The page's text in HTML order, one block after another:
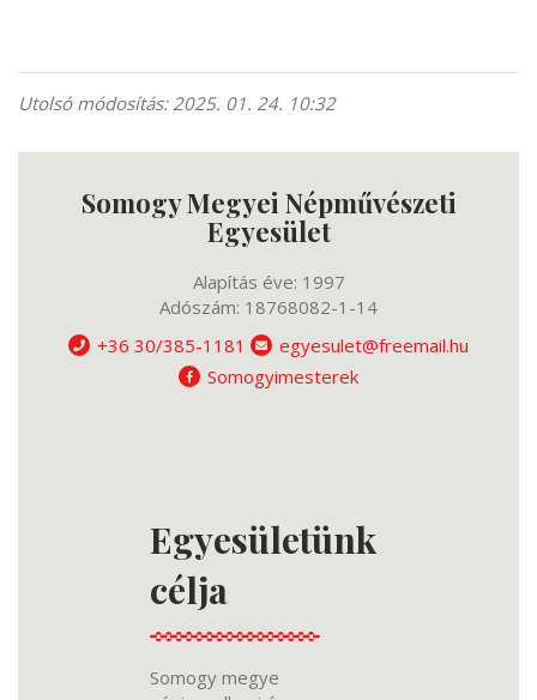
Utolsó módosítás: 2025. 01. 24. 10:32
Somogy Megyei Népművészeti
Egyesület
Alapítás éve: 1997
Adószám: 18768082-1-14
+36 30/385-1181
egyesulet@freemail.hu
Somogyimesterek
Egyesületünk
célja
Somogy megye